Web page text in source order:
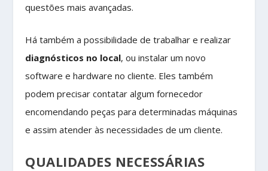
questões mais avançadas.
Há também a possibilidade de trabalhar e realizar
diagnósticos no local, ou instalar um novo
software e hardware no cliente. Eles também
podem precisar contatar algum fornecedor
encomendando peças para determinadas máquinas
e assim atender às necessidades de um cliente.
QUALIDADES NECESSÁRIAS